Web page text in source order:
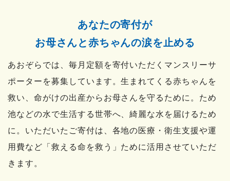
あなたの寄付が
お母さんと赤ちゃんの涙を止める
あおぞらでは、毎月定額を寄付いただくマンスリーサ
ポーターを募集しています。生まれてくる赤ちゃんを
救い、命がけの出産からお母さんを守るために。 ため
池などの水で生活する世帯へ、綺麗な水を届けるため
に。 いただいたご寄付は、各地の医療・衛生支援や運
用費など 「救える命を救う」ために活用させていただ
きます。